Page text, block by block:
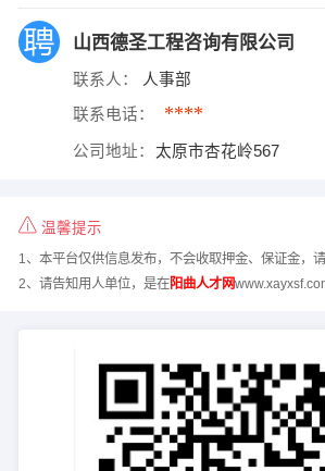
山西德圣工程咨询有限公司
联系人： 人事部
联系电话： ****
公司地址： 太原市杏花岭567
温馨提示
1、本平台仅供信息发布，不会收取押金、保证金，请
2、请告知用人单位，是在阳曲人才网